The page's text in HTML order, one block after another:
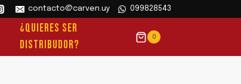
contacto@carven.uy 099828543
¿QUIERES SER
DISTRIBUDOR?
0